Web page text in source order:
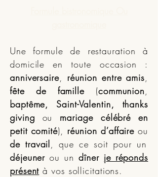
Une formule de restauration à
domicile en toute occasion :
anniversaire, réunion entre amis,
fête de famille(communion,
baptême, Saint-Valentin, thanks
giving ou mariage célébré en
petit comité), réunion d’affaireou
de travail, que ce soit pour un
déjeunerou undîner je réponds
présent à vos sollicitations.